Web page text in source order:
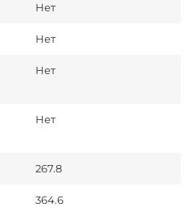
Нет
Нет
Нет
Нет
267.8
364.6